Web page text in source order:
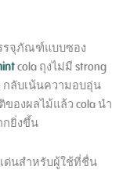
รรจุภัณฑ์แบบซอง
cola ถุงไม่มี strong
กลับเน้นความอบอุ่น
องผลไม้แล้ว cola นำ
กยิ่งขึ้น
ด่นสำหรับผู้ใช้ที่ชื่น